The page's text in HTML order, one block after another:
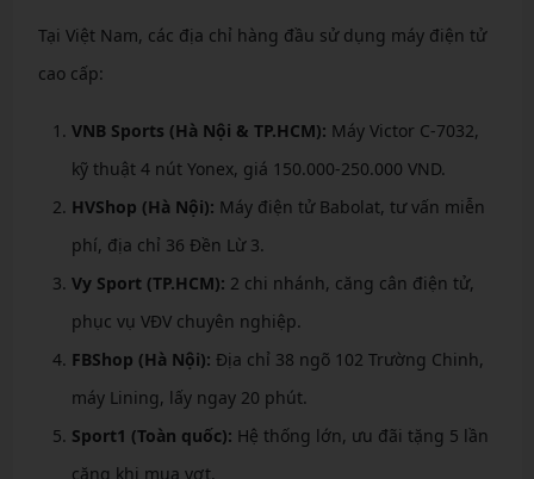
Tại Việt Nam, các địa chỉ hàng đầu sử dụng máy điện tử
cao cấp:
VNB Sports (Hà Nội & TP.HCM): Máy Victor C-7032,
kỹ thuật 4 nút Yonex, giá 150.000-250.000 VND.
HVShop (Hà Nội): Máy điện tử Babolat, tư vấn miễn
phí, địa chỉ 36 Đền Lừ 3.
Vy Sport (TP.HCM): 2 chi nhánh, căng cân điện tử,
phục vụ VĐV chuyên nghiệp.
FBShop (Hà Nội): Địa chỉ 38 ngõ 102 Trường Chinh,
máy Lining, lấy ngay 20 phút.
Sport1 (Toàn quốc): Hệ thống lớn, ưu đãi tặng 5 lần
căng khi mua vợt.